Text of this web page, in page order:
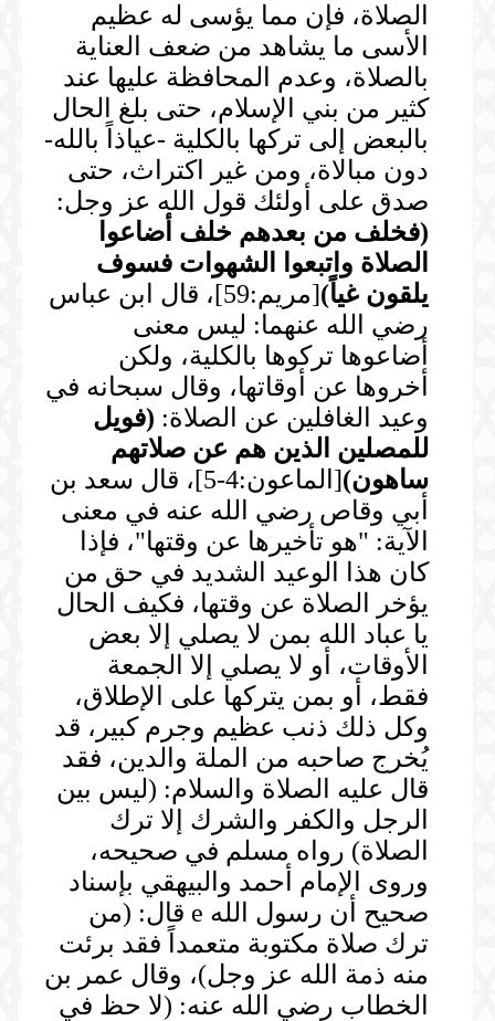
الصلاة، فإن مما يؤسى له عظيم
الأسى ما يشاهد من ضعف العناية
بالصلاة، وعدم المحافظة عليها عند
كثير من بني الإسلام، حتى بلغ الحال
بالبعض إلى تركها بالكلية -عياذاً بالله-
دون مبالاة، ومن غير اكتراث، حتى
صدق على أولئك قول الله عز وجل:
(فخلف من بعدهم خلف أضاعوا
الصلاة واتبعوا الشهوات فسوف
يلقون غياً)
[مريم:59]، قال ابن عباس
رضي الله عنهما: ليس معنى
أضاعوها تركوها بالكلية، ولكن
أخروها عن أوقاتها، وقال سبحانه في
وعيد الغافلين عن الصلاة: (فويل
للمصلين الذين هم عن صلاتهم
ساهون)
[الماعون:4-5]، قال سعد بن
أبي وقاص رضي الله عنه في معنى
الآية: "هو تأخيرها عن وقتها"، فإذا
كان هذا الوعيد الشديد في حق من
يؤخر الصلاة عن وقتها، فكيف الحال
يا عباد الله بمن لا يصلي إلا بعض
الأوقات، أو لا يصلي إلا الجمعة
فقط، أو بمن يتركها على الإطلاق،
وكل ذلك ذنب عظيم وجرم كبير، قد
يُخرج صاحبه من الملة والدين، فقد
قال عليه الصلاة والسلام: (ليس بين
الرجل والكفر والشرك إلا ترك
الصلاة) رواه مسلم في صحيحه،
وروى الإمام أحمد والبيهقي بإسناد
صحيح أن رسول الله e قال: (من
ترك صلاة مكتوبة متعمداً فقد برئت
منه ذمة الله عز وجل)، وقال عمر بن
الخطاب رضي الله عنه: (لا حظ في